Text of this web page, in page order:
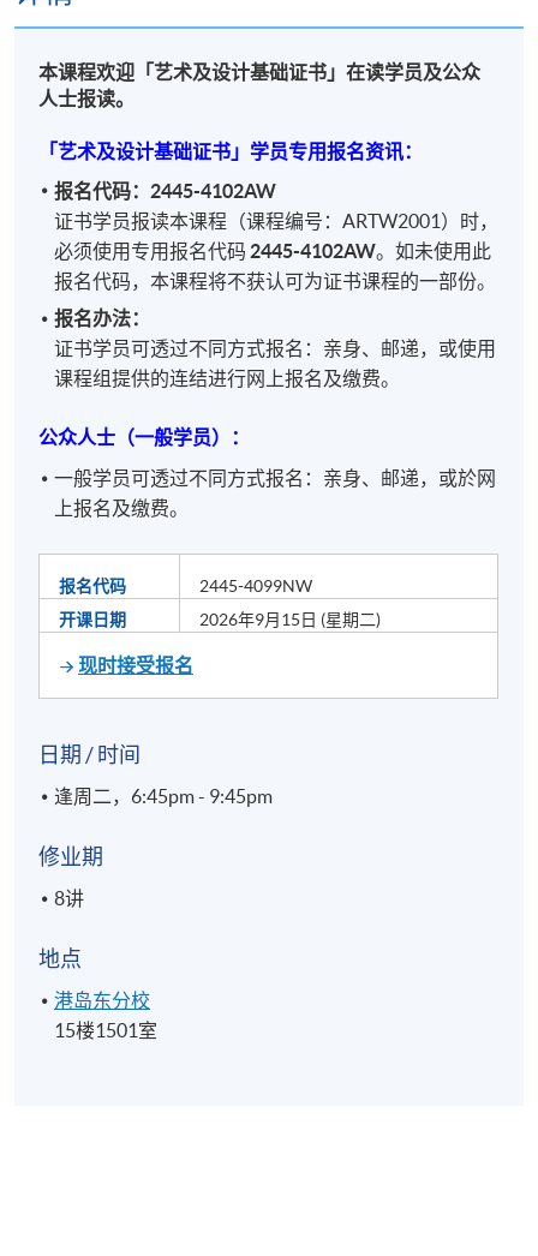
本课程欢迎「艺术及设计基础证书」在读学员及公众
人士报读。
「艺术及设计基础证书」学员专用报名资讯：
报名代码：2445-4102AW
证书学员报读本课程（课程编号：ARTW2001）时，
必须使用专用报名代码 2445-4102AW。如未使用此
报名代码，本课程将不获认可为证书课程的一部份。
报名办法：
证书学员可透过不同方式报名：亲身、邮递，或使用
课程组提供的连结进行网上报名及缴费。
公众人士（一般学员）：
一般学员可透过不同方式报名：亲身、邮递，或於网
上报名及缴费。
报名代码
2445-4099NW
开课日期
2026年9月15日 (星期二)
现时接受报名
日期 / 时间
逢周二，6:45pm - 9:45pm
修业期
8讲
地点
港岛东分校
15楼1501室